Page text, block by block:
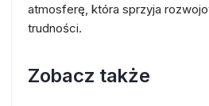
atmosferę, która sprzyja
trudności.
Zobacz także